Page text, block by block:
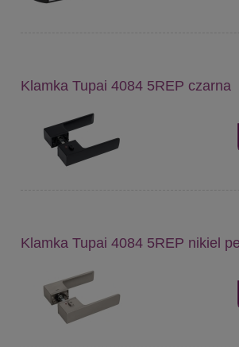
Klamka Tupai 4084 5REP czarna
Klamka Tupai 4084 5REP nikiel